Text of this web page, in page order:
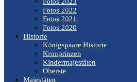
Fotos 2022
Fotos 2021
Fotos 2020
Historie
Königspaare Historie
Kronprinzen
Kindermajestäten
Oberste
Majestäten